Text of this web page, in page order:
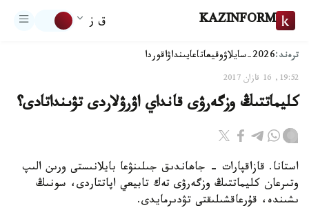
KAZINFORM ق ز
ترەند:2026-سايلاۋ وقيعاتاعايىنداۋاقوردا
19:52, 16 قازان 2017
كليماتتىڭ وزگەرۋى قانداي اۋرۋلاردى تۋىنداتادى؟
استانا. قازاقپارات - جاھاندىق جىلىنۋعا بايلانىستى ورىن الىپ
وتىرعان كليماتتىڭ وزگەرۋى تەك تابيعي اپاتتاردى، سونىڭ
ىشىندە، قۇرعاقشىلىقتى تۋدىرمايدى.